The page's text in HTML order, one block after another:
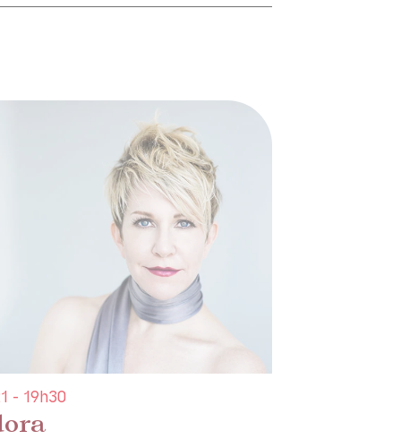
- 19h30